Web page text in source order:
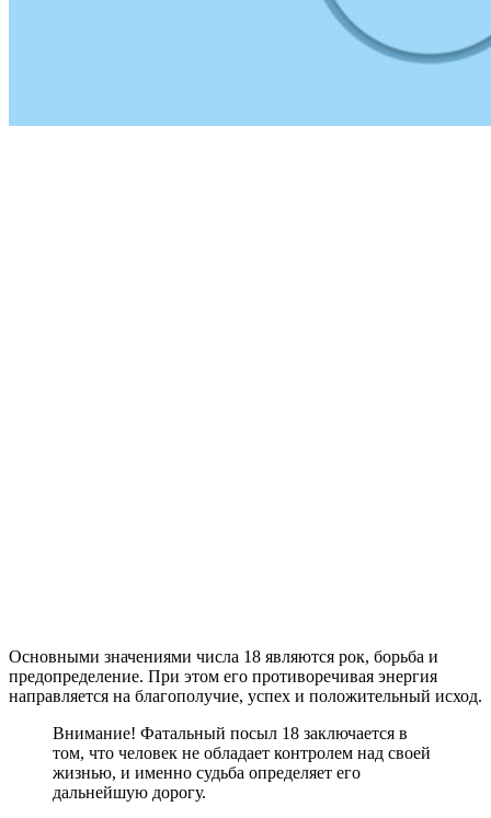
Основными значениями числа 18 являются рок, борьба и
предопределение. При этом его противоречивая энергия
направляется на благополучие, успех и положительный исход.
Внимание! Фатальный посыл 18 заключается в
том, что человек не обладает контролем над своей
жизнью, и именно судьба определяет его
дальнейшую дорогу.